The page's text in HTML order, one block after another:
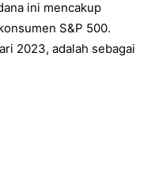
ini mencakup
S&P 500.
2023, adalah sebagai